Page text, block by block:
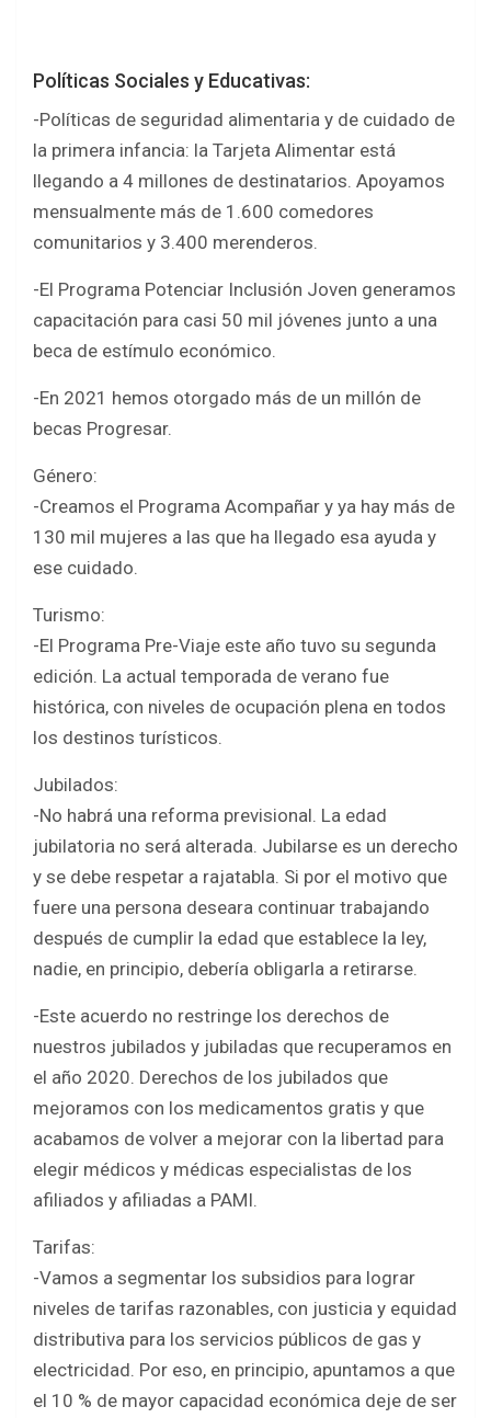
Políticas Sociales y Educativas:
-Políticas de seguridad alimentaria y de cuidado de
la primera infancia: la Tarjeta Alimentar está
llegando a 4 millones de destinatarios. Apoyamos
mensualmente más de 1.600 comedores
comunitarios y 3.400 merenderos.
-El Programa Potenciar Inclusión Joven generamos
capacitación para casi 50 mil jóvenes junto a una
beca de estímulo económico.
-En 2021 hemos otorgado más de un millón de
becas Progresar.
Género:
-Creamos el Programa Acompañar y ya hay más de
130 mil mujeres a las que ha llegado esa ayuda y
ese cuidado.
Turismo:
-El Programa Pre-Viaje este año tuvo su segunda
edición. La actual temporada de verano fue
histórica, con niveles de ocupación plena en todos
los destinos turísticos.
Jubilados:
-No habrá una reforma previsional. La edad
jubilatoria no será alterada. Jubilarse es un derecho
y se debe respetar a rajatabla. Si por el motivo que
fuere una persona deseara continuar trabajando
después de cumplir la edad que establece la ley,
nadie, en principio, debería obligarla a retirarse.
-Este acuerdo no restringe los derechos de
nuestros jubilados y jubiladas que recuperamos en
el año 2020. Derechos de los jubilados que
mejoramos con los medicamentos gratis y que
acabamos de volver a mejorar con la libertad para
elegir médicos y médicas especialistas de los
afiliados y afiliadas a PAMI.
Tarifas:
-Vamos a segmentar los subsidios para lograr
niveles de tarifas razonables, con justicia y equidad
distributiva para los servicios públicos de gas y
electricidad. Por eso, en principio, apuntamos a que
el 10 % de mayor capacidad económica deje de ser